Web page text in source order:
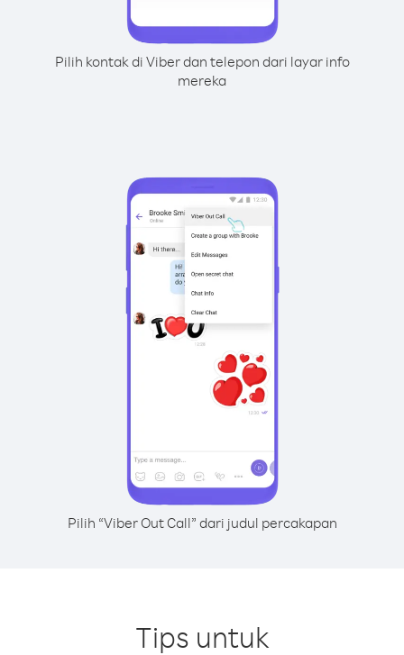
Pilih kontak di Viber dan telepon dari layar info
mereka
Pilih “Viber Out Call” dari judul percakapan
Tips untuk